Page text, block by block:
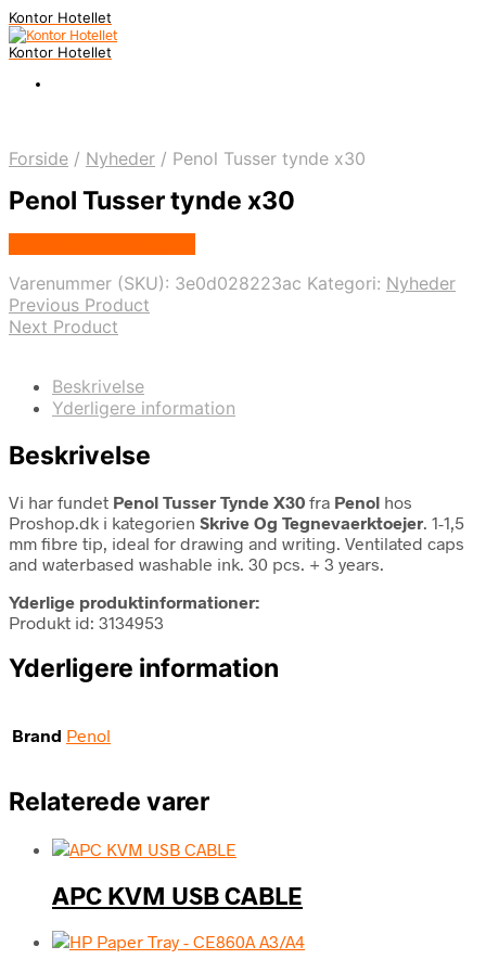
Kontor Hotellet
Kontor Hotellet
Forside / Nyheder / Penol Tusser tynde x30
Penol Tusser tynde x30
Varenummer (SKU): 3e0d028223ac Kategori: Nyheder
Previous Product
Next Product
Beskrivelse
Yderligere information
Beskrivelse
Vi har fundet Penol Tusser Tynde X30 fra Penol hos
Proshop.dk i kategorien Skrive Og Tegnevaerktoejer. 1-1,5
mm fibre tip, ideal for drawing and writing. Ventilated caps
and waterbased washable ink. 30 pcs. + 3 years.
Yderlige produktinformationer:
Produkt id: 3134953
Yderligere information
Brand Penol
Relaterede varer
APC KVM USB CABLE